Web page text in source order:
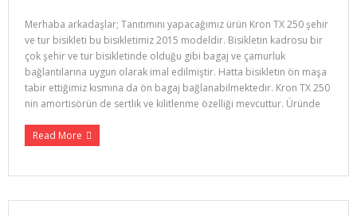
Merhaba arkadaşlar; Tanıtımını yapacağımız ürün Kron TX 250 şehir
ve tur bisikleti bu bisikletimiz 2015 modeldir. Bisikletin kadrosu bir
çok şehir ve tur bisikletinde olduğu gibi bagaj ve çamurluk
bağlantılarına uygun olarak imal edilmiştir. Hatta bisikletin ön maşa
tabir ettiğimiz kısmına da ön bagaj bağlanabilmektedir. Kron TX 250
nin amortisörün de sertlik ve kilitlenme özelliği mevcuttur. Üründe
Read More